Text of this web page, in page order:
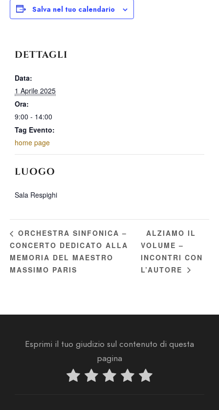
Salva nel tuo calendario
DETTAGLI
Data:
1 Aprile 2025
Ora:
9:00 - 14:00
Tag Evento:
home page
LUOGO
Sala Respighi
ORCHESTRA SINFONICA –
CONCERTO DEDICATO ALLA
MEMORIA DEL MAESTRO
MASSIMO PARIS
ALZIAMO IL
VOLUME –
INCONTRI CON
L’AUTORE
Esprimi il tuo giudizio sul contenuto di questa
pagina